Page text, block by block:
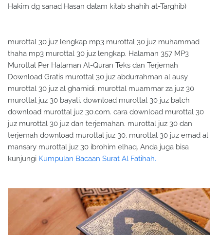
Hakim dg sanad Hasan dalam kitab shahih at-Targhib)
murottal 30 juz lengkap mp3 murottal 30 juz muhammad
thaha mp3 murottal 30 juz lengkap. Halaman 357 MP3
Murottal Per Halaman Al-Quran Teks dan Terjemah
Download Gratis murottal 30 juz abdurrahman al ausy
murottal 30 juz al ghamidi. murottal muammar za juz 30
murottal juz 30 bayati. download murottal 30 juz batch
download murottal juz 30.com. cara download murottal 30
juz murottal 30 juz dan terjemahan. murottal juz 30 dan
terjemah download murottal juz 30. murottal 30 juz emad al
mansary murottal juz 30 ibrohim elhaq. Anda juga bisa
kunjungi Kumpulan Bacaan Surat Al Fatihah.